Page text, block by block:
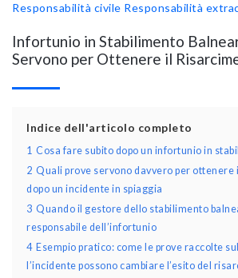
Responsabilità civile Responsabilità
Infortunio in Stabilimento
Servono per Ottenere il
Indice dell'articolo completo
1 Cosa fare subito dopo un infortunio in
2 Quali prove servono davvero per
dopo un incidente in spiaggia
3 Quando il gestore dello stabilimento
responsabile dell’infortunio
4 Esempio pratico: come le prove raccolte
l’incidente possono cambiare l’esito del